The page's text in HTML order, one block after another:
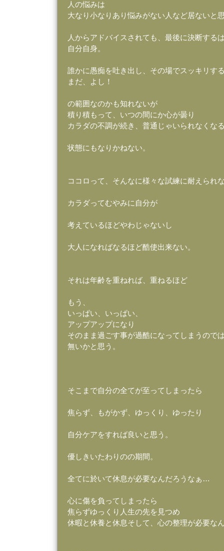
人の悩みは
大なり小なりあり悩みがない人など居ないと
人からアドバイスされても、最後に決断す
自分自身。
誰かに愚痴を吐き出し、その場でスッキリす
まだ、よし！
の範囲なのかも知れないが
積り積もって、いつの間にか心が曇り
カラダの不調が続き、普通じゃいられなくな
状態にもなりかねない。
ココロって、そんなに様々な試練に耐えられ
カラダってむやみに自分が
考えているほどやわじゃないし
大人になればなるほど酷使出来ない。
それは年齢を重ねれば、重ねるほど
もう、
いっぱい、いっぱい、
アップアップになり
そのまま過ごす事が過酷になってしまうので
無いかと思う。
そこまで自分の全てが至ってしまったら
焦らず、もがかず、ゆっくり、ゆったり
自分ケアをすれば良いと思う。
優しきいたわりのの期間。
全てに於いて休息が必要なんだろうなぁ…
心に傷を負ってしまったら
焦らずゆっくり人生の先を見つめ
休暇と休養と休息そして、心の整理が必要な